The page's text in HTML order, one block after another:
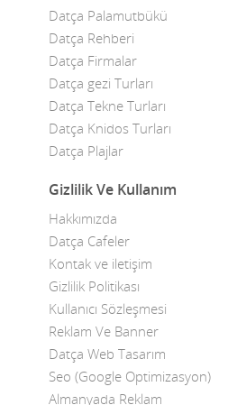
Datça Palamutbükü
Datça Rehberi
Datça Firmalar
Datça gezi Turları
Datça Tekne Turları
Datça Knidos Turları
Datça Plajlar
Gizlilik Ve Kullanım
Hakkımızda
Datça Cafeler
Kontak ve iletişim
Gizlilik Politikası
Kullanıcı Sözleşmesi
Reklam Ve Banner
Datça Web Tasarım
Seo (Google Optimizasyon)
Almanyada Reklam